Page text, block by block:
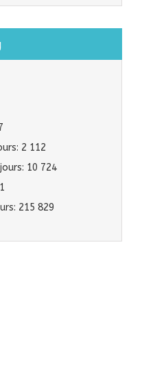
2 112
10 724
215 829